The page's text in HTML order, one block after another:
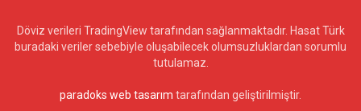
Döviz verileri TradingView tarafından sağlanmaktadır. Hasat Türk
buradaki veriler sebebiyle oluşabilecek olumsuzluklardan sorumlu
tutulamaz.
paradoks web tasarım tarafından geliştirilmiştir.